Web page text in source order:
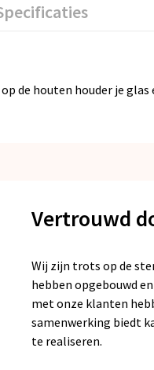
de houten houder je
Vertrouwd
Wij zijn trots op de
hebben opgebouwd
met onze klanten
samenwerking biedt
te realiseren.